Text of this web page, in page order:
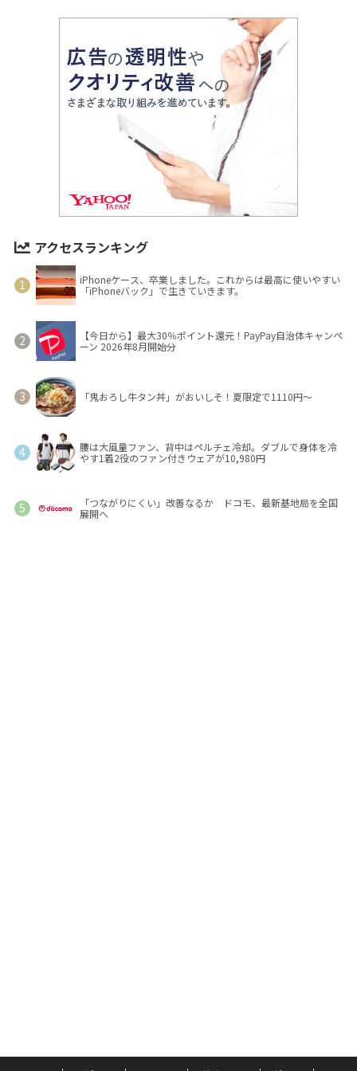
アクセスランキング
iPhoneケース、卒業しました。これからは最高に使いやすい
「iPhoneバック」で生きていきます。
【今日から】最大30％ポイント還元！PayPay自治体キャンペ
ーン 2026年8月開始分
「鬼おろし牛タン丼」がおいしそ！夏限定で1110円～
腰は大風量ファン、背中はペルチェ冷却。ダブルで身体を冷
やす1着2役のファン付きウェアが10,980円
「つながりにくい」改善なるか ドコモ、最新基地局を全国
展開へ